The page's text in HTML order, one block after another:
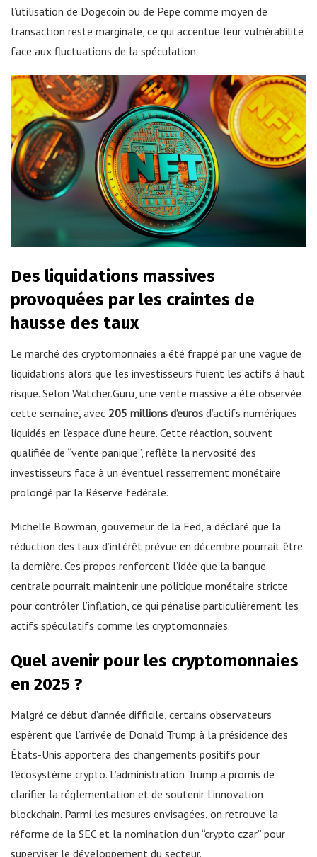
l’utilisation de Dogecoin ou de Pepe comme moyen de
transaction reste marginale, ce qui accentue leur vulnérabilité
face aux fluctuations de la spéculation.
Des liquidations massives
provoquées par les craintes de
hausse des taux
Le marché des cryptomonnaies a été frappé par une vague de
liquidations alors que les investisseurs fuient les actifs à haut
risque. Selon Watcher.Guru, une vente massive a été observée
cette semaine, avec 205 millions d’euros d’actifs numériques
liquidés en l’espace d’une heure. Cette réaction, souvent
qualifiée de “vente panique”, reflète la nervosité des
investisseurs face à un éventuel resserrement monétaire
prolongé par la Réserve fédérale.
Michelle Bowman, gouverneur de la Fed, a déclaré que la
réduction des taux d’intérêt prévue en décembre pourrait être
la dernière. Ces propos renforcent l’idée que la banque
centrale pourrait maintenir une politique monétaire stricte
pour contrôler l’inflation, ce qui pénalise particulièrement les
actifs spéculatifs comme les cryptomonnaies.
Quel avenir pour les cryptomonnaies
en 2025 ?
Malgré ce début d’année difficile, certains observateurs
espèrent que l’arrivée de Donald Trump à la présidence des
États-Unis apportera des changements positifs pour
l’écosystème crypto. L’administration Trump a promis de
clarifier la réglementation et de soutenir l’innovation
blockchain. Parmi les mesures envisagées, on retrouve la
réforme de la SEC et la nomination d’un “crypto czar” pour
superviser le développement du secteur.